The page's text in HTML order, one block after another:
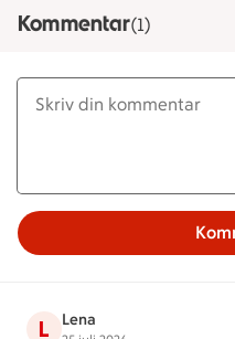
Kommentar(1)
L Lena